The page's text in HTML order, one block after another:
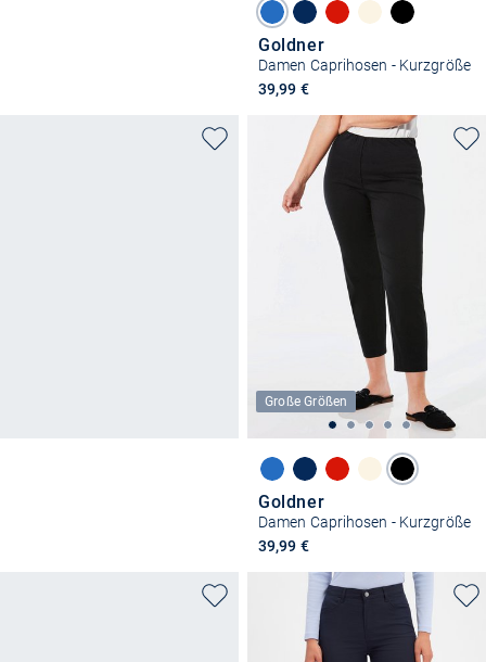
Goldner
Damen Caprihosen - Kurzgröße
39,99 €
Große Größen
Goldner
Damen Caprihosen - Kurzgröße
39,99 €